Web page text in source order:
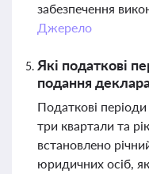
забезпечення
Джерело
Які податкові
подання
Податкові
три квартали та
встановлено
юридичних осіб,